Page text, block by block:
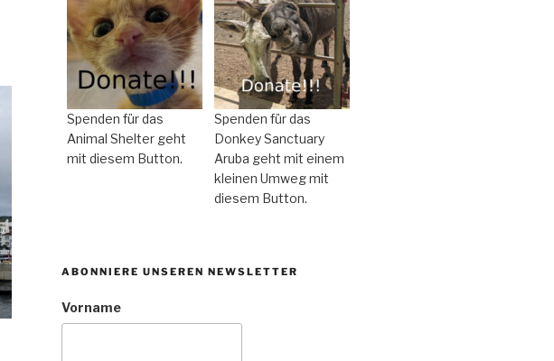
Spenden für das
Animal Shelter geht
mit diesem Button.
Spenden für das
Donkey Sanctuary
Aruba geht mit einem
kleinen Umweg mit
diesem Button.
ABONNIERE UNSEREN NEWSLETTER
Vorname